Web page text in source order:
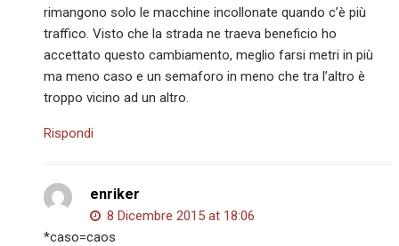
rimangono solo le macchine incollonate quando c’è più
traffico. Visto che la strada ne traeva beneficio ho
accettato questo cambiamento, meglio farsi metri in più
ma meno caso e un semaforo in meno che tra l’altro è
troppo vicino ad un altro.
Rispondi
enriker
8 Dicembre 2015 at 18:06
*caso=caos